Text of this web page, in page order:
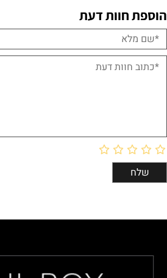
הוספת חוות דעת